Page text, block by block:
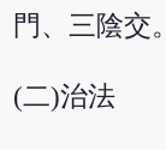
門、三陰交。
(二)治法